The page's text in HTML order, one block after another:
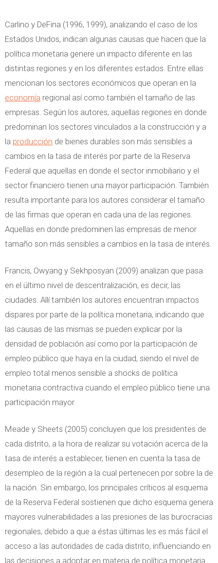
Carlino y DeFina (1996, 1999), analizando el caso de los
Estados Unidos, indican algunas causas que hacen que la
política monetaria genere un impacto diferente en las
distintas regiones y en los diferentes estados. Entre ellas
mencionan los sectores económicos que operan en la
economía regional así como también el tamaño de las
empresas. Según los autores, aquellas regiones en donde
predominan los sectores vinculados a la construcción y a
la producción de bienes durables son más sensibles a
cambios en la tasa de interés por parte de la Reserva
Federal que aquellas en donde el sector inmobiliario y el
sector financiero tienen una mayor participación. También
resulta importante para los autores considerar el tamaño
de las firmas que operan en cada una de las regiones.
Aquellas en donde predominen las empresas de menor
tamaño son más sensibles a cambios en la tasa de interés.
Francis, Owyang y Sekhposyan (2009) analizan que pasa
en el último nivel de descentralización, es decir, las
ciudades. Allí también los autores encuentran impactos
dispares por parte de la política monetaria, indicando que
las causas de las mismas se pueden explicar por la
densidad de población así como por la participación de
empleo público que haya en la ciudad, siendo el nivel de
empleo total menos sensible a shocks de política
monetaria contractiva cuando el empleo público tiene una
participación mayor.
Meade y Sheets (2005) concluyen que los presidentes de
cada distrito, a la hora de realizar su votación acerca de la
tasa de interés a establecer, tienen en cuenta la tasa de
desempleo de la región a la cual pertenecen por sobre la de
la nación. Sin embargo, los principales críticos al esquema
de la Reserva Federal sostienen que dicho esquema genera
mayores vulnerabilidades a las presiones de las burocracias
regionales, debido a que a éstas últimas les es más fácil el
acceso a las autoridades de cada distrito, influenciando en
las decisiones a adoptar en materia de política monetaria.